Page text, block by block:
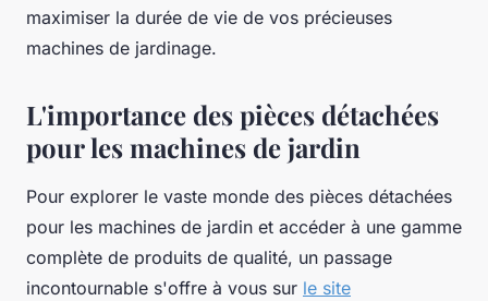
maximiser la durée de vie de vos précieuses
machines de jardinage.
L'importance des pièces détachées
pour les machines de jardin
Pour explorer le vaste monde des pièces détachées
pour les machines de jardin et accéder à une gamme
complète de produits de qualité, un passage
incontournable s'offre à vous sur le site